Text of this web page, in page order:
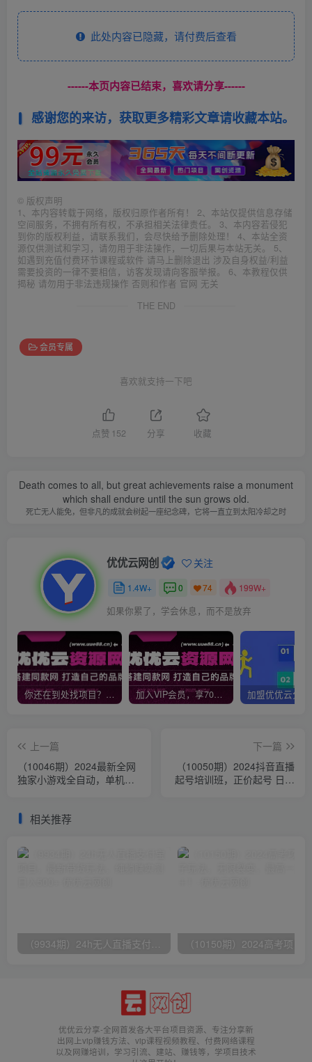
此处内容已隐藏，请付费后查看
------本页内容已结束，喜欢请分享------
感谢您的来访，获取更多精彩文章请收藏本站。
© 版权声明
1、本内容转载于网络，版权归原作者所有！ 2、本站仅提供信息存储
空间服务，不拥有所有权，不承担相关法律责任。 3、本内容若侵犯
到你的版权利益，请联系我们，会尽快给予删除处理！ 4、本站全资
源仅供测试和学习，请勿用于非法操作，一切后果与本站无关。 5、
如遇到充值付费环节课程或软件 请马上删除退出 涉及自身权益/利益
需要投资的一律不要相信，访客发现请向客服举报。 6、本教程仅供
揭秘 请勿用于非法违规操作 否则和作者 官网 无关
THE END
会员专属
喜欢就支持一下吧
点赞 152 分享 收藏
Death comes to all, but great achievements raise a monument
which shall endure until the sun grows old.
死亡无人能免，但非凡的成就会树起一座纪念碑，它将一直立到太阳冷却之时
优优云网创 关注
1.4W+ 0 74 199W+
如果你累了，学会休息，而不是放弃
你还在到处找项目？还在当韭菜？我靠网创资源站一个月收入5万+，曾经我也是个失败者。 加入VIP会员，享70%的推广提成，免费学习多种网上创业课程，菜鸟秒变大神！
上一篇
（10046期）2024最新全网
独家小游戏全自动，单机
下一篇
（10050期）2024抖音直播
起号培训班，正价起号 日不
相关推荐
优优云分享-全网首发各大平台项目资源、专注分享新
出网上vip赚钱方法、vip课程视频教程、付费网络课程
以及网赚培训，学习引流、建站、赚钱等，学项目技术